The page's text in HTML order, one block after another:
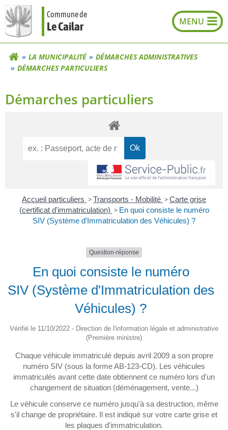
Aller
au
contenu
Commune de
Le Cailar
LA MUNICIPALITÉ
DÉMARCHES ADMINISTRATIVES
DÉMARCHES PARTICULIERS
Démarches particuliers
Accueil particuliers >Transports - Mobilité >Carte grise
(certificat d'immatriculation) > En quoi consiste le numéro
SIV (Système d'Immatriculation des Véhicules) ?
Question-réponse
En quoi consiste le numéro
SIV (Système d'Immatriculation des
Véhicules) ?
Vérifié le 11/10/2022 - Direction de l'information légale et administrative
(Première ministre)
Chaque véhicule immatriculé depuis avril 2009 a son propre
numéro SIV (sous la forme AB-123-CD). Les véhicules
immatriculés avant cette date obtiennent ce numéro lors d'un
changement de situation (déménagement, vente...)
Le véhicule conserve ce numéro jusqu'à sa destruction, même
s'il change de propriétaire. Il est indiqué sur votre carte grise et
les plaques d'immatriculation.